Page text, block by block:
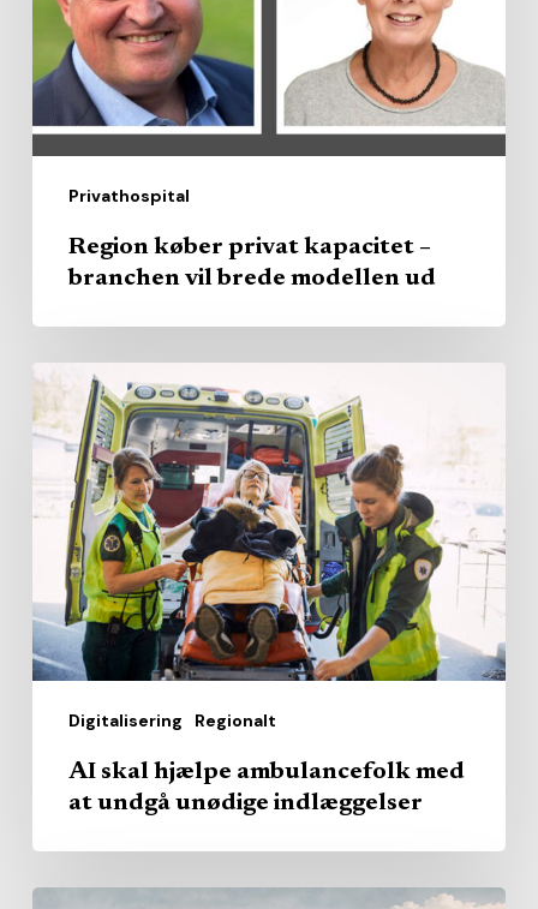
Privathospital
branchen
brede
modellen
Region køber privat kapacitet –
branchen vil brede modellen ud
Digitalisering Regionalt
AI
skal
hjælpe
ambulancefolk
med
undgå
unødige
indlæggelser
AI skal hjælpe ambulancefolk med
at undgå unødige indlæggelser